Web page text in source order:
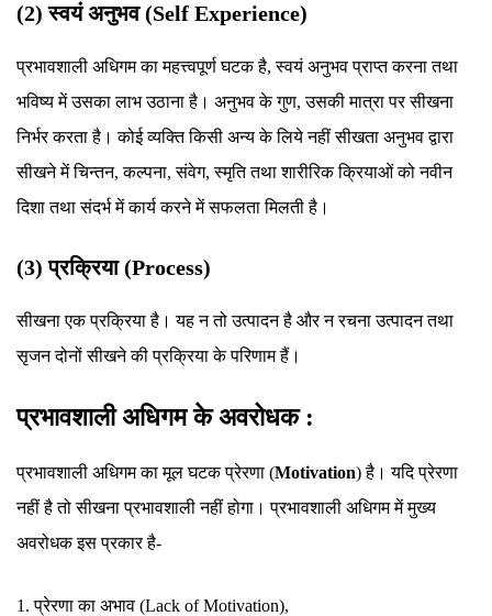
(2) स्वयं अनुभव (Self Experience)
प्रभावशाली अधिगम का महत्त्वपूर्ण घटक है, स्वयं अनुभव प्राप्त करना तथा
भविष्य में उसका लाभ उठाना है। अनुभव के गुण, उसकी मात्रा पर सीखना
निर्भर करता है। कोई व्यक्ति किसी अन्य के लिये नहीं सीखता अनुभव द्वारा
सीखने में चिन्तन, कल्पना, संवेग, स्मृति तथा शारीरिक क्रियाओं को नवीन
दिशा तथा संदर्भ में कार्य करने में सफलता मिलती है।
(3) प्रक्रिया (Process)
सीखना एक प्रक्रिया है। यह न तो उत्पादन है और न रचना उत्पादन तथा
सृजन दोनों सीखने की प्रक्रिया के परिणाम हैं।
प्रभावशाली अधिगम के अवरोधक :
प्रभावशाली अधिगम का मूल घटक प्रेरणा (Motivation) है। यदि प्रेरणा
नहीं है तो सीखना प्रभावशाली नहीं होगा। प्रभावशाली अधिगम में मुख्य
अवरोधक इस प्रकार है-
1. प्रेरणा का अभाव (Lack of Motivation),